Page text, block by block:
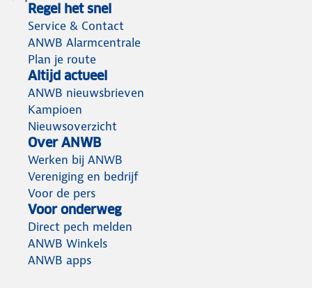
Regel het snel
Service & Contact
ANWB Alarmcentrale
Plan je route
Altijd actueel
ANWB nieuwsbrieven
Kampioen
Nieuwsoverzicht
Over ANWB
Werken bij ANWB
Vereniging en bedrijf
Voor de pers
Voor onderweg
Direct pech melden
ANWB Winkels
ANWB apps